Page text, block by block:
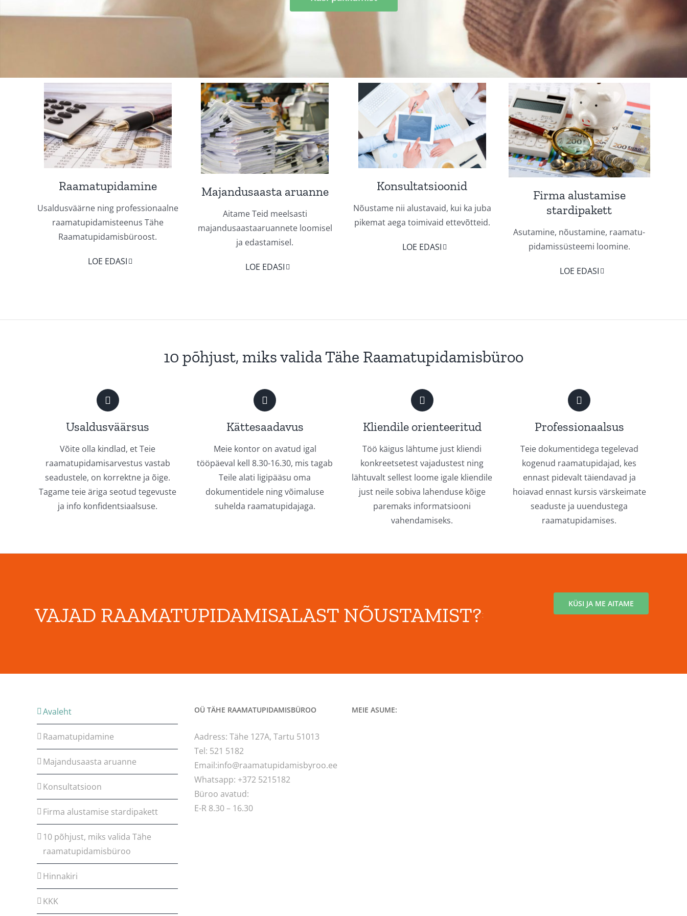
Raamatupidamine
Usaldusväärne ning professionaalne
raamatupidamisteenus Tähe
Raamatupidamisbüroost.
LOE EDASI
Majandusaasta aruanne
Aitame Teid meelsasti
majandusaastaaruannete loomisel
ja edastamisel.
LOE EDASI
Konsultatsioonid
Nõustame nii alustavaid, kui ka juba
pikemat aega toimivaid ettevõtteid.
LOE EDASI
Firma alustamise
stardipakett
Asutamine, nõustamine, raamatu-
pidamissüsteemi loomine.
LOE EDASI
10 põhjust, miks validaTähe Raamatupidamisbüroo
Usaldusväärsus
Võite olla kindlad, et Teie
raamatupidamisarvestus vastab
seadustele, on korrektne ja õige.
Tagame teie äriga seotud tegevuste
ja info konfidentsiaalsuse.
Kättesaadavus
Meie kontor on avatud igal
tööpäeval kell 8.30-16.30, mis tagab
Teile alati ligipääsu oma
dokumentidele ning võimaluse
suhelda raamatupidajaga.
Kliendile orienteeritud
Töö käigus lähtume just kliendi
konkreetsetest vajadustest ning
lähtuvalt sellest loome igale kliendile
just neile sobiva lahenduse kõige
paremaks informatsiooni
vahendamiseks.
Professionaalsus
Teie dokumentidega tegelevad
kogenud raamatupidajad, kes
ennast pidevalt täiendavad ja
hoiavad ennast kursis värskeimate
seaduste ja uuendustega
raamatupidamises.
VAJAD RAAMATUPIDAMISALAST NÕUSTAMIST? KÜSI JA ME AITAME
Avaleht
Raamatupidamine
Majandusaasta aruanne
Konsultatsioon
Firma alustamise stardipakett
10 põhjust, miks valida Tähe
raamatupidamisbüroo
Hinnakiri
KKK
OÜ TÄHE RAAMATUPIDAMISBÜROO
Aadress: Tähe 127A, Tartu 51013
Tel: 521 5182
Email:info@raamatupidamisbyroo.ee
Whatsapp: +372 5215182
Büroo avatud:
E-R 8.30 – 16.30
MEIE ASUME: